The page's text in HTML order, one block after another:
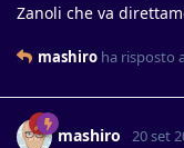
Zanoli che va
mashiro ha risposto
mashiro 20 set